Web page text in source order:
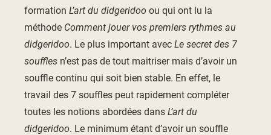
formationL’art du didgeridoo ou qui ont lu la
méthode Comment jouer vos premiers rythmes au
didgeridoo. Le plus important avecLe secret des 7
souffles n’est pas de tout maitriser mais d’avoir un
souffle continu qui soit bien stable. En effet, le
travail des 7 souffles peut rapidement compléter
toutes les notions abordées dansL’art du
didgeridoo. Le minimum étant d’avoir un souffle